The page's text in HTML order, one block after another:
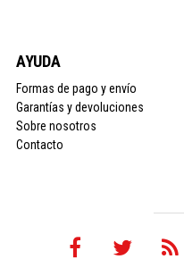
AYUDA
Formas de pago y envío
Garantías y devoluciones
Sobre nosotros
Contacto